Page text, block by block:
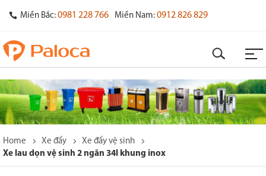
Miền Bắc: 0981 228 766 Miền Nam: 0912 826 829
Home Xe đẩy
Xe đẩy vệ sinh
Xe lau dọn vệ sinh 2 ngăn 34l khung inox